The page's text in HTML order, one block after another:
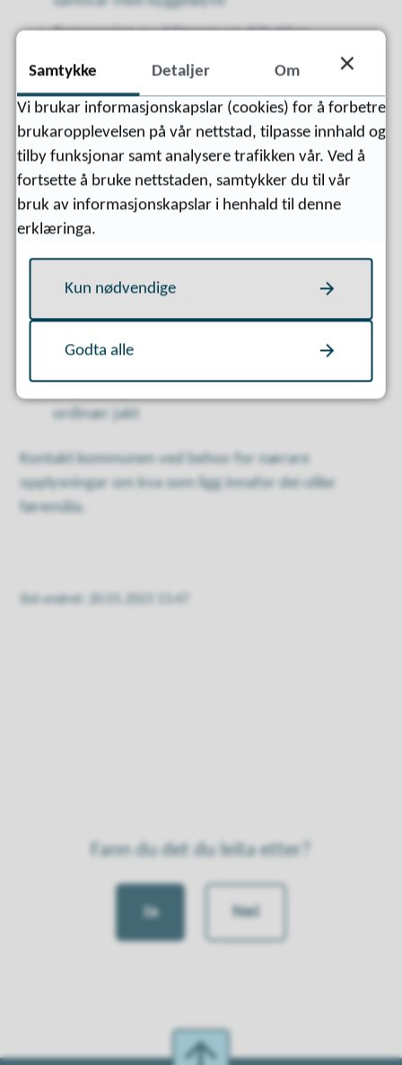
Preparering av skiløyper og skibakkar
turistbedrifter.
Nødvendig køyring i samband med vitskaplege
undersøkingar
Nødvendig transport av ved frå eigen eigedom
til fast bopel
Praktisk køyretrening på nærare fastsette
Transport i samband med kommunalt
jernbane
ordinær jakt
Kontakt kommunen ved behov for nærare
opplysningar om kva som ligg innafor dei ulike
føremåla.
Sist endret 20.01.2023 13:47
Fann du det du leita etter?
Ja Nei
Samtykke Detaljer Om
Vi brukar informasjonskapslar (cookies) for å forbetre
brukaropplevelsen på vår nettstad, tilpasse innhald og
tilby funksjonar samt analysere trafikken vår. Ved å
fortsette å bruke nettstaden, samtykker du til vår
bruk av informasjonskapslar i henhald til denne
erklæringa.
Kun nødvendige
Godta alle